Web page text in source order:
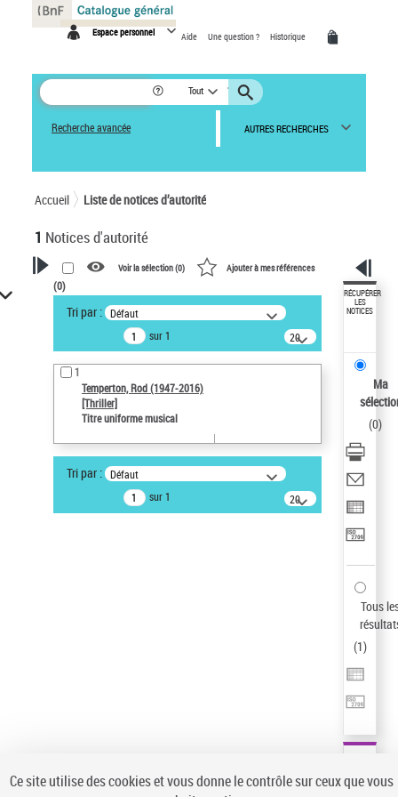
Espace personnel Aide Une question ? Historique
Tout
Recherche avancée AUTRES RECHERCHES
Accueil Liste de notices d’autorité
1 Notices d'autorité
VOTRE RECHERCHE
Recherche avancée dans les
notices d’autorité
Œuvres liées à l'auteur :
Temperton, Rod (1947-2016)
Type de notice d'autorité
Voir la sélection (0) Ajouter à mes références
(0)
Tri par : Défaut
sur 1
20
résultats/page
1
Temperton, Rod (1947-2016)
[Thriller]
Titre uniforme musical
Tri par : Défaut
sur 1
20
résultats/page
RÉCUPÉRER
LES
NOTICES
Ma
(0)
Tous
(1)
Panneau de gestion des cookies
Ce site utilise des cookies et vous donne le contrôle sur ceux que vous